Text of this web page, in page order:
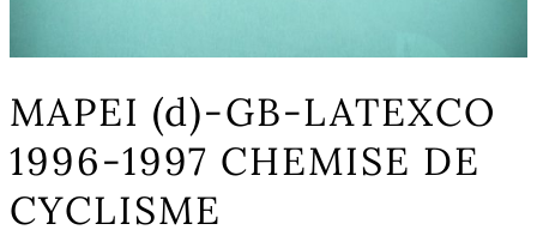
MAPEI (d)-GB-LATEXCO
1996-1997 CHEMISE DE
CYCLISME